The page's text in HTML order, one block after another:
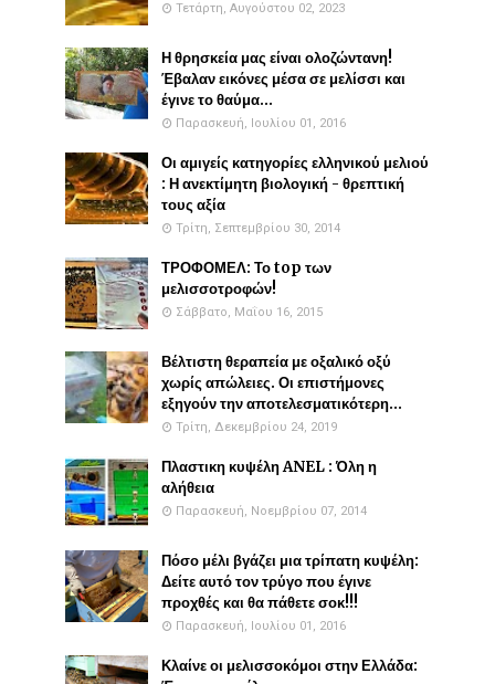
Τετάρτη, Αυγούστου 02, 2023
Η θρησκεία μας είναι ολοζώντανη!
Έβαλαν εικόνες μέσα σε μελίσσι και
έγινε το θαύμα...
Παρασκευή, Ιουλίου 01, 2016
Οι αμιγείς κατηγορίες ελληνικού μελιού
: Η ανεκτίμητη βιολογική - θρεπτική
τους αξία
Τρίτη, Σεπτεμβρίου 30, 2014
ΤΡΟΦΟΜΕΛ: Το top των
μελισσοτροφών!
Σάββατο, Μαΐου 16, 2015
Βέλτιστη θεραπεία με οξαλικό οξύ
χωρίς απώλειες. Οι επιστήμονες
εξηγούν την αποτελεσματικότερη...
Τρίτη, Δεκεμβρίου 24, 2019
Πλαστικη κυψέλη ANEL : Όλη η
αλήθεια
Παρασκευή, Νοεμβρίου 07, 2014
Πόσο μέλι βγάζει μια τρίπατη κυψέλη:
Δείτε αυτό τον τρύγο που έγινε
προχθές και θα πάθετε σοκ!!!
Παρασκευή, Ιουλίου 01, 2016
Κλαίνε οι μελισσοκόμοι στην Ελλάδα: